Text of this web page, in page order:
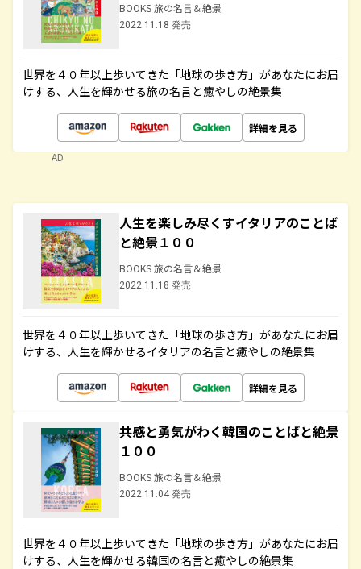
BOOKS 旅の名言＆絶景
2022.11.18 発売
世界を４０年以上歩いてきた「地球の歩き方」があなたにお届
けする、人生を輝かせる旅の名言と癒やしの絶景集
詳細を見る
AD
人生を楽しみ尽くすイタリアのことば
と絶景１００
BOOKS 旅の名言＆絶景
2022.11.18 発売
世界を４０年以上歩いてきた「地球の歩き方」があなたにお届
けする、人生を輝かせるイタリアの名言と癒やしの絶景集
詳細を見る
共感と勇気がわく韓国のことばと絶景
１００
BOOKS 旅の名言＆絶景
2022.11.04 発売
世界を４０年以上歩いてきた「地球の歩き方」があなたにお届
けする、人生を輝かせる韓国の名言と癒やしの絶景集